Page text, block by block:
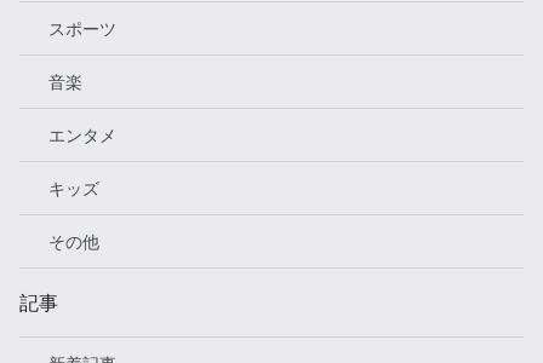
スポーツ
音楽
エンタメ
キッズ
その他
記事